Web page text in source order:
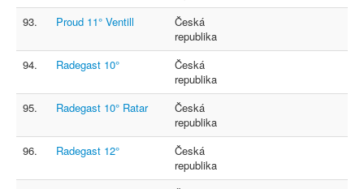
93.
Proud 11° Ventill
Česká
republika
94.
Radegast 10°
Česká
republika
95.
Radegast 10° Ratar
Česká
republika
96.
Radegast 12°
Česká
republika